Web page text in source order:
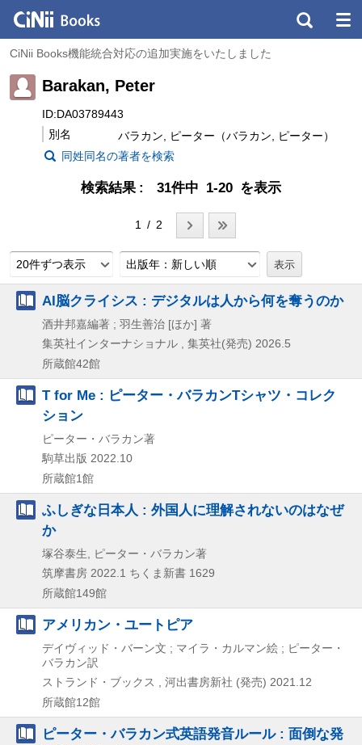
CiNii Books機能統合対応の追加実施をいたしました
Barakan, Peter
ID:DA03789443
別名
バラカン, ピーター（バラカン, ピーター）
同姓同名の著者を検索
検索結果 31件中 1-20 を表示
1 / 2
20件ずつ表示 出版年：新しい順
AI脳クライシス : デジタルは人から何を奪うのか
酒井邦嘉編著 ; 羽生善治 [ほか] 著
集英社インターナショナル , 集英社(発売) 2026.5
所蔵館42館
T for Me : ピーター・バラカンTシャツ・コレク
ション
ピーター・バラカン著
駒草出版 2022.10
所蔵館1館
ふしぎな日本人 : 外国人に理解されないのはなぜ
か
塚谷泰生, ピーター・バラカン著
筑摩書房 2022.1 ちくま新書 1629
所蔵館149館
アメリカン・ユートピア
デイヴィッド・バーン文 ; マイラ・カルマン絵 ; ピーター・
バラカン訳
ストランド・ブックス , 河出書房新社 (発売) 2021.12
所蔵館12館
ピーター・バラカン式英語発音ルール : 面倒な発